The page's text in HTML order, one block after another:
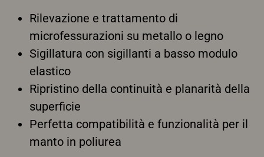
Rilevazione e trattamento di
microfessurazioni su metallo o legno
Sigillatura con sigillanti a basso modulo
elastico
Ripristino della continuità e planarità della
superficie
Perfetta compatibilità e funzionalità per il
manto in poliurea